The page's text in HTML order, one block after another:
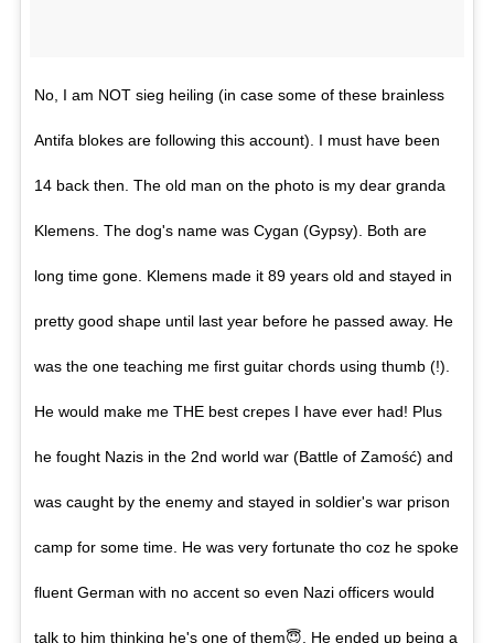
No, I am NOT sieg heiling (in case some of these brainless
Antifa blokes are following this account). I must have been
14 back then. The old man on the photo is my dear granda
Klemens. The dog's name was Cygan (Gypsy). Both are
long time gone. Klemens made it 89 years old and stayed in
pretty good shape until last year before he passed away. He
was the one teaching me first guitar chords using thumb (!).
He would make me THE best crepes I have ever had! Plus
he fought Nazis in the 2nd world war (Battle of Zamość) and
was caught by the enemy and stayed in soldier's war prison
camp for some time. He was very fortunate tho coz he spoke
fluent German with no accent so even Nazi officers would
talk to him thinking he's one of them😇. He ended up being a